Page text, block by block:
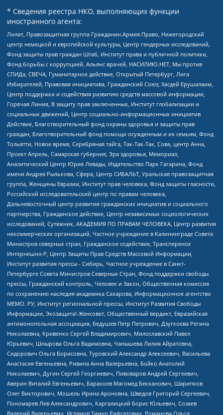
* Сведения реестра НКО, выполняющих функции
иностранного агента:
Лилит, Правозащитная группа Гражданин.Армия.Право, Нижегородский
центр немецкой и европейской культуры, Центр гендерных исследований,
Фонд защиты прав граждан Штаб, Институт права и публичной политики,
Фонд борьбы с коррупцией, Альянс врачей, НАСИЛИЮ.НЕТ, Мы против
СПИДа, СВЕЧА, Гуманитарное действие, Открытый Петербург, Лига
Избирателей, Правовая инициатива, Гражданский Союз, Хасдей Ерушалаим,
Центр поддержки и содействия развитию средств массовой информации,
Горячая Линия, В защиту прав заключенных, Институт глобализации и
социальных движений, Центр социально-информационных инициатив
Действие, Благотворительный фонд охраны здоровья и защиты прав
граждан, Благотворительный фонд помощи осужденным и их семьям, Фонд
Тольятти, Новое время, Серебряная тайга, Так-Так-Так, Сова, центр Анна,
Проект Апрель, Самарская губерния, Эра здоровья, Мемориал,
Аналитический Центр Юрия Левады, Издательство Парк Гагарина, Фонд
имени Андрея Рылькова, Сфера, Центр СИБАЛЬТ, Уральская правозащитная
группа, Женщины Евразии, Институт прав человека, Фонд защиты гласности,
Российский исследовательский центр по правам человека,
Дальневосточный центр развития гражданских инициатив и социального
партнерства, Гражданское действие, Центр независимых социологических
исследований, Сутяжник, АКАДЕМИЯ ПО ПРАВАМ ЧЕЛОВЕКА, Центр развития
некоммерческих организаций, Частное учреждение в Калининграде Совета
Министров северных стран, Гражданское содействие, Трансперенси
Интернешнл-Р, Центр Защиты Прав Средств Массовой Информации,
Институт развития прессы - Сибирь, Частное учреждение в Санкт-
Петербурге Совета Министров Северных Стран, Фонд поддержки свободы
прессы, Гражданский контроль, Человек и Закон, Общественная комиссия
по сохранению наследия академика Сахарова, Информационное агентство
МЕМО. РУ, Институт региональной прессы, Институт Развития Свободы
Информации, Экозащита!-Женсовет, Общественный вердикт, Евразийская
антимонопольная ассоциация, Бедушев Петр Петрович, Дзугкоева Регина
Николаевна, Кривенко Сергей Владимирович, Милославский Павел
Юрьевич, Шнырова Ольга Вадимовна, Чанышева Лилия Айратовна,
Сидорович Ольга Борисовна, Туровский Александр Алексеевич, Васильева
Анастасия Евгеньевна, Ривина Анна Валерьевна, Бойко Анатолий
Николаевич, Дугин Сергей Георгиевич, Пивоваров Андрей Сергеевич,
Аверин Виталий Евгеньевич, Барахоев Магомед Бекханович, Шарипков
Олег Викторович, Мошель Ирина Ароновна, Шведов Григорий Сергеевич,
Пономарев Лев Александрович, Каргалицкий Борис Юльевич, Созаев
Валерий Валерьевич, Исламов Тимур Рифгатович, Романова Ольга